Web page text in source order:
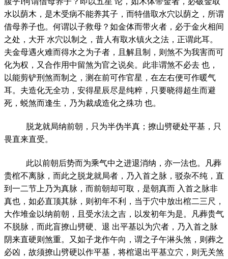
水以荫木，是木受病不能养其子，而特借取水穴以荫之，所谓
借母养子也。何谓以子救母？如金体而带火者，必于金火相间
之处，大开 水穴以制之，昔人有取水镇火之法，正谓此耳。
夫金母遇火难而得水之为子者，且解且制，则煞不为我害而可
化为权，又合作用中留煞为官之说矣。此非谓煞不必去 也，
以能剪铲刑煞而制之，测在前可作官星，在左右便可作暖气
耳。夫造化无全功，安得星辰尽是纯粹，只要晓得超生而避
死，蜕煞而逢生，乃为裁成造化之殊功 也。
脱龙就局纳前朝，只为半伪半真；撩山劈硬处平基，只
畏直来直受。
此以前朝后势而为乘气中之进退消纳，亦一法也。凡葬
贵棺不离脉，而此之脱龙就局者，乃入首之脉，驳杂不纯，直
到一二节上乃为真脉，而前朝却可取，是朝真而 入首之脉非
真也，如必直顶其脉，则初年不利，当于穴中放出棺二三尺，
大作堆金以纳前朝，且受水法之吉，以发初年为是。凡葬贵气
不脱脉，而此盲撩山劈硬、退 出平基以为穴者，乃入首之脉
阴来直硬则煞重。又如子龙作午向，谓之子午淋头煞，则葬之
必凶，故须撩山劈硬以作平基，将棺退出平基立穴，则无关煞